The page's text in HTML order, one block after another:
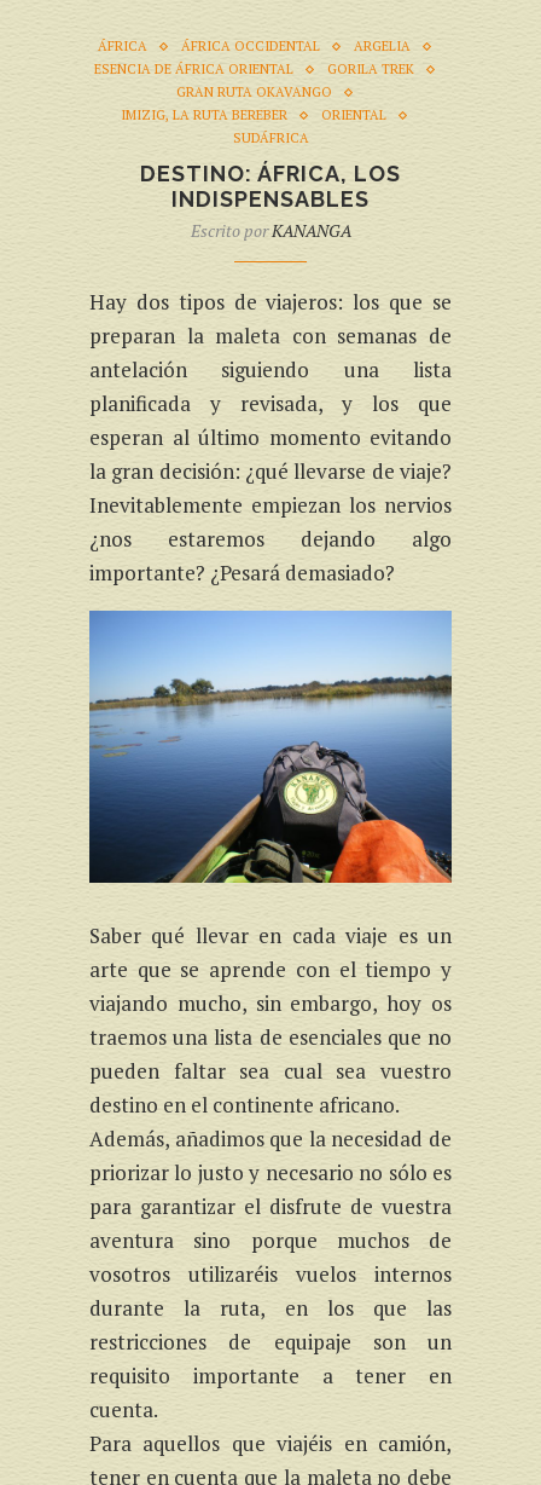
ÁFRICA ÁFRICA OCCIDENTAL
ARGELIA
ESENCIA DE ÁFRICA ORIENTAL
GORILA TREK
GRAN RUTA OKAVANGO
IMIZIG, LA RUTA BEREBER
ORIENTAL
SUDÁFRICA
DESTINO: ÁFRICA, LOS
INDISPENSABLES
Escrito porKANANGA
Hay dos tipos de viajeros: los que se
preparan la maleta con semanas de
antelación siguiendo una lista
planificada y revisada, y los que
esperan al último momento evitando
la gran decisión: ¿qué llevarse de viaje?
Inevitablemente empiezan los nervios
¿nos estaremos dejando algo
importante? ¿Pesará demasiado?
Saber qué llevar en cada viaje es un
arte que se aprende con el tiempo y
viajando mucho, sin embargo, hoy os
traemos una lista de esenciales que no
pueden faltar sea cual sea vuestro
destino en el continente africano.
Además, añadimos que la necesidad de
priorizar lo justo y necesario no sólo es
para garantizar el disfrute de vuestra
aventura sino porque muchos de
vosotros utilizaréis vuelos internos
durante la ruta, en los que las
restricciones de equipaje son un
requisito importante a tener en
cuenta.
Para aquellos que viajéis en camión,
tener en cuenta que la maleta no debe